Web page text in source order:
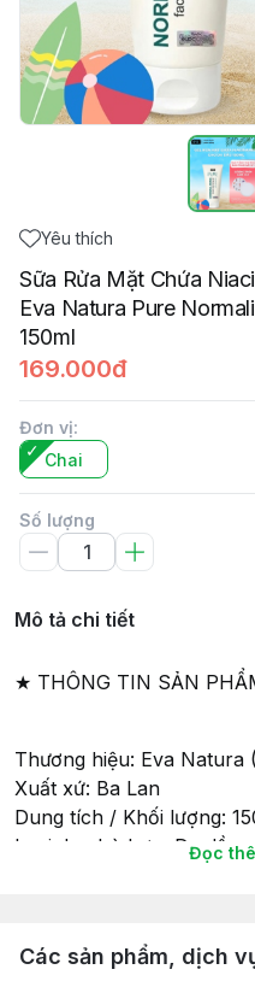
Yêu thích
Sữa Rửa Mặt Chứa
Eva Natura Pure
150ml
169.000đ
Đơn vị:
Chai
Số lượng
Mô tả chi tiết
★ THÔNG TIN SẢN
Thương hiệu: Eva Natura
Xuất xứ: Ba Lan
Dung tích / Khối lượng:
Loại da phù hợp: DaĐọc
Các sản phẩm, dịch